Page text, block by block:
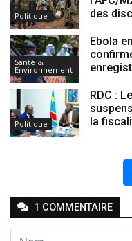
Politique
des
Santé &
Environnement
Ebola
Politique
RDC :
la
1 COMMENTAIRE